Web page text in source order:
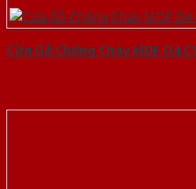
Cửa Gỗ Chống Cháy MDF O4